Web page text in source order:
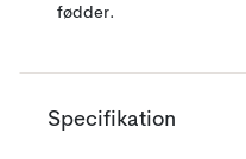
fødder.
Specifikation